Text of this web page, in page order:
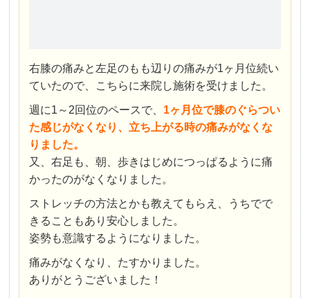
右膝の痛みと左足のもも辺りの痛みが1ヶ月位続い
ていたので、こちらに来院し施術を受けました。
週に1～2回位のペースで、 1ヶ月位で膝のぐらつい
た感じがなくなり、立ち上がる時の痛みがなくな
りました。
又、右足も、朝、歩きはじめにつっぱるように痛
かったのがなくなりました。
ストレッチの方法とかも教えてもらえ、うちでで
きることもあり安心しました。
姿勢も意識するようになりました。
痛みがなくなり、たすかりました。
ありがとうございました！